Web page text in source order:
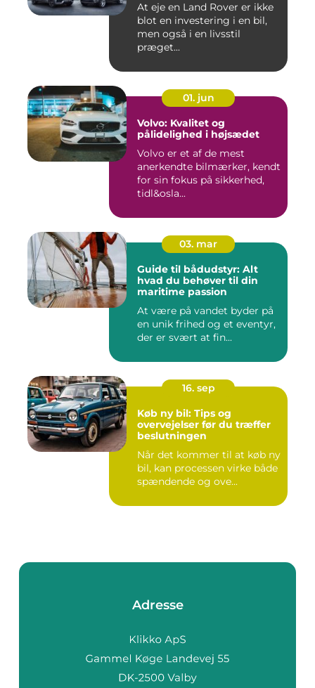
At eje en Land Rover er ikke
blot en investering i en bil,
men også i en livsstil
præget...
01. jun
Volvo: Kvalitet og
pålidelighed i højsædet
Volvo er et af de mest
anerkendte bilmærker, kendt
for sin fokus på sikkerhed,
tidl&osla...
03. mar
Guide til bådudstyr: Alt
hvad du behøver til din
maritime passion
At være på vandet byder på
en unik frihed og et eventyr,
der er svært at fin...
16. sep
Køb ny bil: Tips og
overvejelser før du træffer
beslutningen
Når det kommer til at køb ny
bil, kan processen virke både
spændende og ove...
Adresse